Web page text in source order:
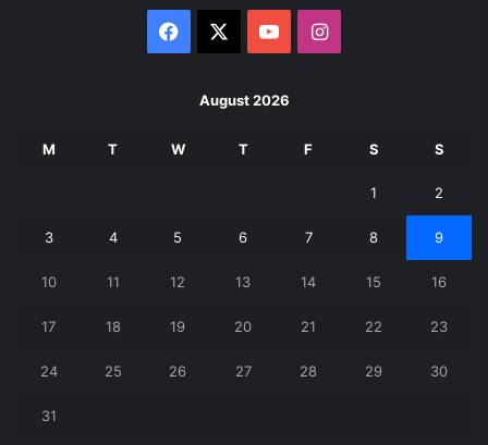
Facebook YouTubeInstagram
August 2026
M T W T F S S
1 2
3 4 5 6 7 8 9
10 11 12 13 14 15 16
17 18 19 20 21 22 23
24 25 26 27 28 29 30
31